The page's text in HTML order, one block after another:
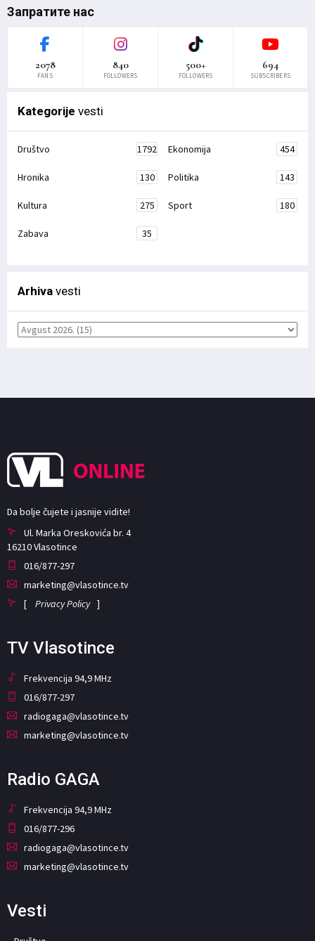
Запратите нас
2078
FANS
840
FOLLOWERS
500+
FOLLOWERS
694
SUBSCRIBERS
Kategorije vesti
Društvo 1792 Ekonomija 454
Hronika 130 Politika 143
Kultura 275 Sport 180
Zabava 35
Arhiva vesti
Da bolje čujete i jasnije vidite!
Ul. Marka Oreskovića br. 4
16210 Vlasotince
016/877-297
marketing@vlasotince.tv
[ Privacy Policy ]
TV Vlasotince
Frekvencija 94,9 MHz
016/877-297
radiogaga@vlasotince.tv
marketing@vlasotince.tv
Radio GAGA
Frekvencija 94,9 MHz
016/877-296
radiogaga@vlasotince.tv
marketing@vlasotince.tv
Vesti